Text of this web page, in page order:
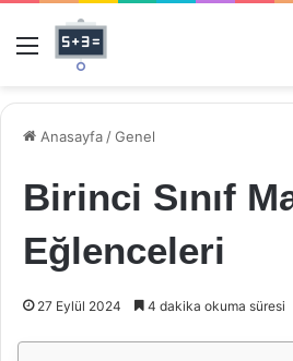
Menü
Anasayfa /Genel
Birinci Sınıf
Eğlenceleri
27 Eylül 2024 4 dakika okuma süresi